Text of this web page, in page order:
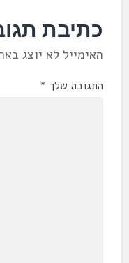
כתיבת
האימייל לא יוצג
התגובה שלך *